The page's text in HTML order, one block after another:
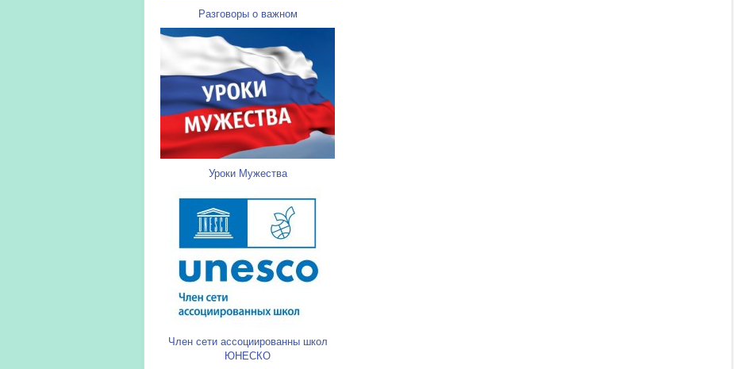
Разговоры о важном
Уроки Мужества
Член сети ассоциированны школ
ЮНЕСКО